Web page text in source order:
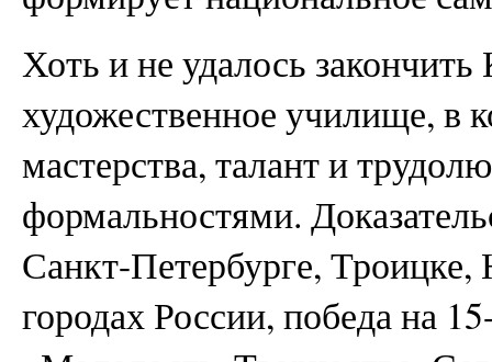
Хоть и не удалось закончить
художественное училище, в
мастерства, талант и
формальностями.
Санкт-Петербурге,
городах России, победа на